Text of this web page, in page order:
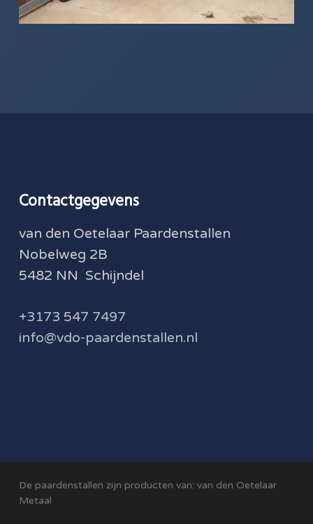
Contactgegevens
van den Oetelaar Paardenstallen
Nobelweg 2B
5482 NN Schijndel
+3173 547 7497
info@vdo-paardenstallen.nl
De paardenstallen zijn producten van: van den Oetelaar
Metaal